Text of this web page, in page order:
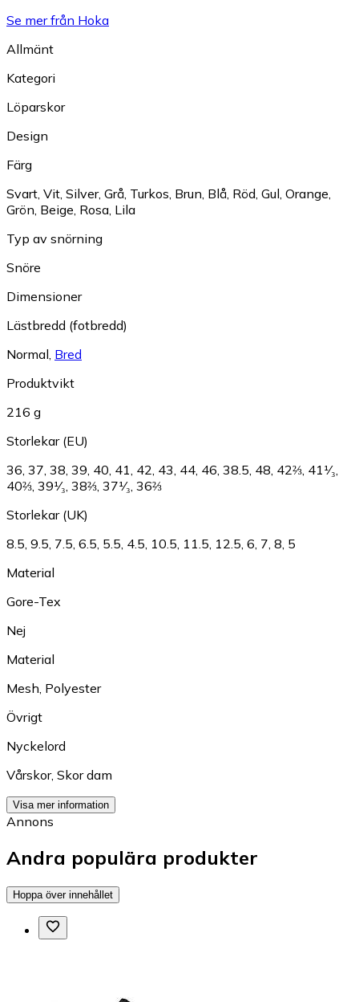
Se mer från Hoka
Allmänt
Kategori
Löparskor
Design
Färg
Svart, Vit, Silver, Grå, Turkos, Brun, Blå, Röd, Gul, Orange,
Grön, Beige, Rosa, Lila
Typ av snörning
Snöre
Dimensioner
Lästbredd (fotbredd)
Normal, Bred
Produktvikt
216 g
Storlekar (EU)
36, 37, 38, 39, 40, 41, 42, 43, 44, 46, 38.5, 48, 42⅔, 41¹⁄₃,
40⅔, 39¹⁄₃, 38⅔, 37¹⁄₃, 36⅔
Storlekar (UK)
8.5, 9.5, 7.5, 6.5, 5.5, 4.5, 10.5, 11.5, 12.5, 6, 7, 8, 5
Material
Gore-Tex
Nej
Material
Mesh, Polyester
Övrigt
Nyckelord
Vårskor, Skor dam
Visa mer information
Annons
Andra populära produkter
Hoppa över innehållet